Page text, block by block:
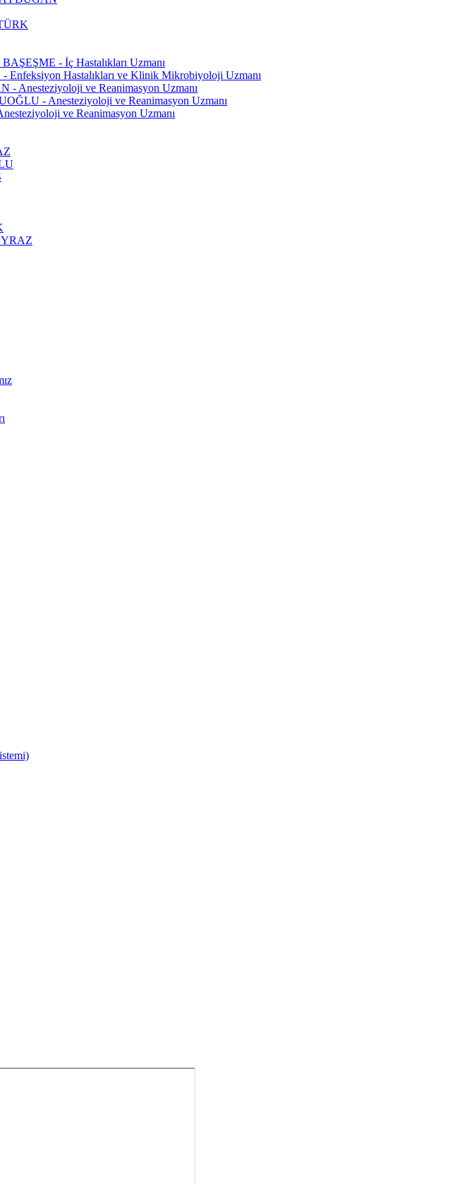
- İç Hastalıkları Uzmanı
Enfeksiyon Hastalıkları ve Klinik Mikrobiyoloji Uzmanı
- Anesteziyoloji ve Reanimasyon Uzmanı
- Anesteziyoloji ve Reanimasyon Uzmanı
ve Reanimasyon Uzmanı